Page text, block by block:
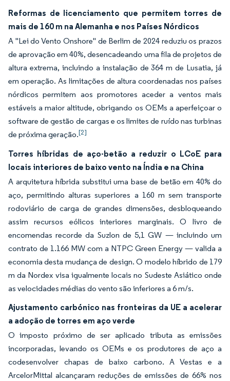
Reformas de licenciamento que permitem torres de
mais de 160 m na Alemanha e nos Países Nórdicos
A "Lei do Vento Onshore" de Berlim de 2024 reduziu os prazos
de aprovação em 40%, desencadeando uma fila de projetos de
altura extrema, incluindo a instalação de 364 m de Lusatia, já
em operação. As limitações de altura coordenadas nos países
nórdicos permitem aos promotores aceder a ventos mais
estáveis a maior altitude, obrigando os OEMs a aperfeiçoar o
software de gestão de cargas e os limites de ruído nas turbinas
de próxima geração.[2]
Torres híbridas de aço-betão a reduzir o LCoE para
locais interiores de baixo vento na Índia e na China
A arquitetura híbrida substitui uma base de betão em 40% do
aço, permitindo alturas superiores a 160 m sem transporte
rodoviário de carga de grandes dimensões, desbloqueando
assim recursos eólicos interiores marginais. O livro de
encomendas recorde da Suzlon de 5,1 GW — incluindo um
contrato de 1.166 MW com a NTPC Green Energy — valida a
economia desta mudança de design. O modelo híbrido de 179
m da Nordex visa igualmente locais no Sudeste Asiático onde
as velocidades médias do vento são inferiores a 6 m/s.
Ajustamento carbónico nas fronteiras da UE a acelerar
a adoção de torres em aço verde
O imposto próximo de ser aplicado tributa as emissões
incorporadas, levando os OEMs e os produtores de aço a
codesenvolver chapas de baixo carbono. A Vestas e a
ArcelorMittal alcançaram reduções de emissões de 66% nos